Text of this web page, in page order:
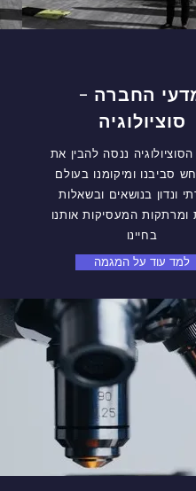
החברה -
סוציולוגיה
הסוציולוגיה ננסה להבין את
סביבנו ומיקומנו בעולם
ונדון בנושאים ובשאלות
ומרתקות המעסיקות אותנו
בחיינו
למד עוד על המגמה